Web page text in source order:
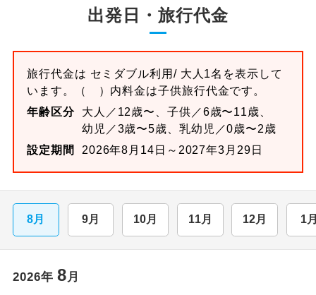
出発日・旅行代金
旅行代金は セミダブル利用/ 大人1名を表示して
います。
（ ）内料金は子供旅行代金です。
年齢区分
大人／12歳〜、子供／6歳〜11歳、
幼児／3歳〜5歳、乳幼児／0歳〜2歳
設定期間
2026年8月14日～2027年3月29日
8月 9月 10月 11月 12月 1
2026年 8月